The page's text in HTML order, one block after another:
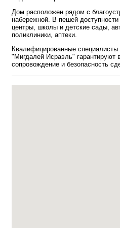
Дом расположен рядом с
набережной. В пешей
центры, школы и детские сады,
поликлиники, аптеки.
Квалифицированные
"Мигдалей Исраэль" гарантируют
сопровождение и безопасность